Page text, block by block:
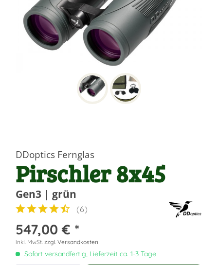
DDoptics Fernglas
Pirschler 8x45
Gen3 | grün
(6)
547,00 € *
inkl. MwSt. zzgl. Versandkosten
Sofort versandfertig, Lieferzeit ca. 1-3 Tage